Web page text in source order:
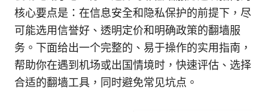
核心要点是：在信息安全和隐私保护的前提下，尽
可能选用信誉好、透明定价和明确政策的翻墙服
务。下面给出一个完整的、易于操作的实用指南，
帮助你在遇到机场或出国情境时，快速评估、选择
合适的翻墙工具，同时避免常见坑点。